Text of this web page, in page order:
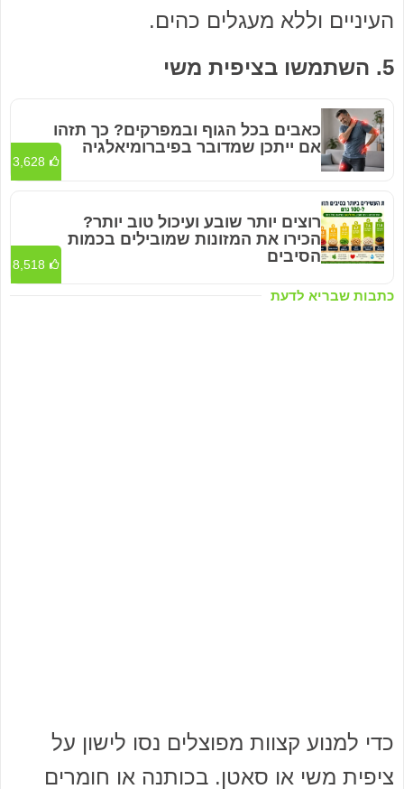
העיניים וללא מעגלים כהים.
5. השתמשו בציפית משי
כתבות שבריא לדעת
כאבים בכל הגוף ובמפרקים? כך תזהו
אם ייתכן שמדובר בפיברומיאלגיה
3,628
רוצים יותר שובע ועיכול טוב יותר?
הכירו את המזונות שמובילים בכמות
הסיבים
8,518
כדי למנוע קצוות מפוצלים נסו לישון על
ציפית משי או סאטן. בכותנה או חומרים